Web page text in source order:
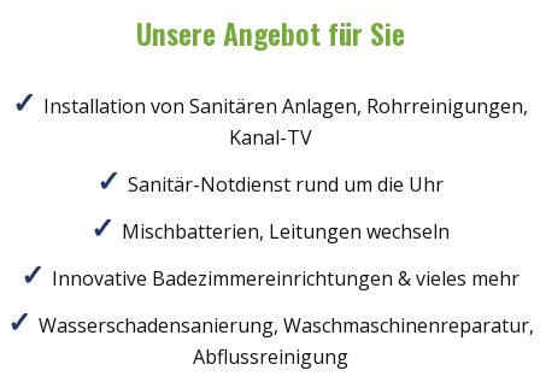
Unsere Angebot für Sie
Installation von Sanitären Anlagen, Rohrreinigungen,
Kanal-TV
Sanitär-Notdienst rund um die Uhr
Mischbatterien, Leitungen wechseln
Innovative Badezimmereinrichtungen & vieles mehr
Wasserschadensanierung, Waschmaschinenreparatur,
Abflussreinigung